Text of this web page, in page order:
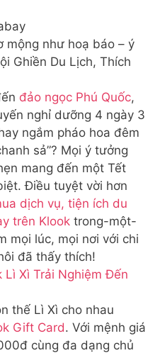
mộng như hoạ báo – ý
Ghiền Du Lịch, Thích
đảo ngọc Phú Quốc,
nghỉ dưỡng 4 ngày 3
ngắm pháo hoa đêm
sả”? Mọi ý tưởng
mang đến một Tết
Điều tuyệt vời hơn
dịch vụ, tiện ích du
trên Klook trong-một-
mọi lúc, mọi nơi với chi
đã thấy thích!
Lì Xì Trải Nghiệm Đến
thế Lì Xì cho nhau
Gift Card. Với mệnh giá
cùng đa dạng chủ